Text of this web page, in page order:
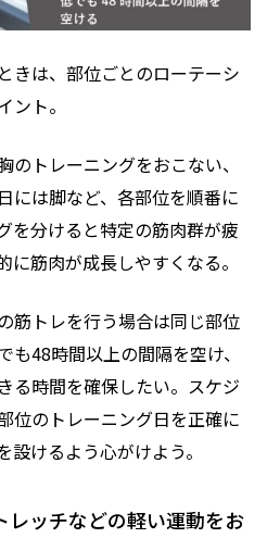
きは、部位ごとのローテーシ
ント。
のトレーニングをおこない、
には脚など、各部位を順番に
を分けると特定の筋肉群が疲
に筋肉が成長しやすくなる。
筋トレを行う場合は同じ部位
も48時間以上の間隔を空け、
る時間を確保したい。スケジ
位のトレーニング日を正確に
けるよう心がけよう。
レッチなどの軽い運動をお